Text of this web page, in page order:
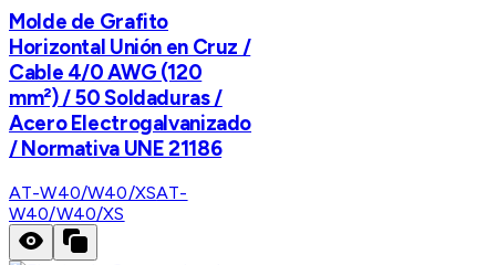
Molde de Grafito
Horizontal Unión en Cruz /
Cable 4/0 AWG (120
mm²) / 50 Soldaduras /
Acero Electrogalvanizado
/ Normativa UNE 21186
AT-W40/W40/XSAT-
W40/W40/XS